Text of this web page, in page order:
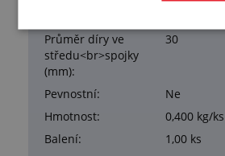
Průměr díry ve
středu<br>spojky
(mm):
30
Pevnostní:
Ne
Hmotnost:
0,400 kg/ks
Balení:
1,00 ks